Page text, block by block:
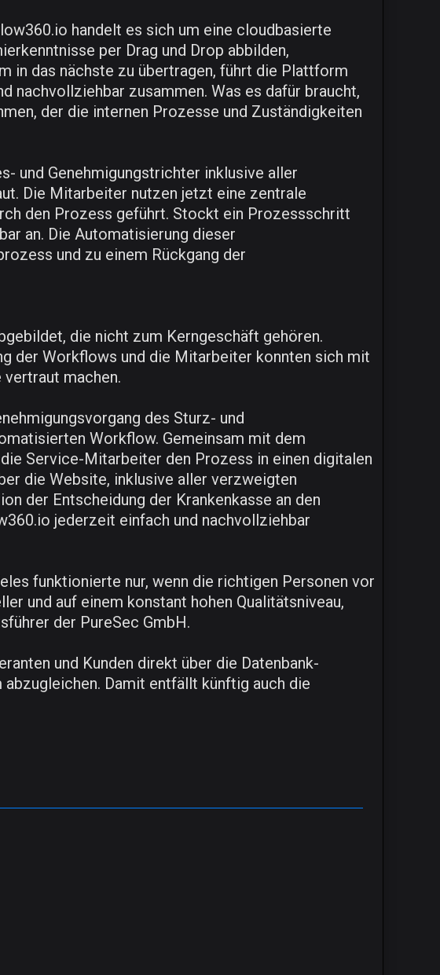
handelt es sich um eine cloudbasierte
per Drag und Drop abbilden,
in das nächste zu übertragen, führt die Plattform
nachvollziehbar zusammen. Was es dafür braucht,
der die internen Prozesse und Zuständigkeiten
und Genehmigungstrichter inklusive aller
Die Mitarbeiter nutzen jetzt eine zentrale
den Prozess geführt. Stockt ein Prozessschritt
an. Die Automatisierung dieser
und zu einem Rückgang der
die nicht zum Kerngeschäft gehören.
der Workflows und die Mitarbeiter konnten sich mit
machen.
des Sturz- und
Workflow. Gemeinsam mit dem
Service-Mitarbeiter den Prozess in einen digitalen
die Website, inklusive aller verzweigten
der Entscheidung der Krankenkasse an den
jederzeit einfach und nachvollziehbar
funktionierte nur, wenn die richtigen Personen vor
und auf einem konstant hohen Qualitätsniveau,
der PureSec GmbH.
und Kunden direkt über die Datenbank-
Damit entfällt künftig auch die